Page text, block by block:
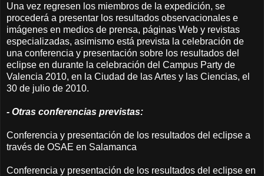
Una vez regresen los miembros de la expedición, se
procederá a presentar los resultados observacionales e
imágenes en medios de prensa, páginas Web y revistas
especializadas, asimismo está prevista la celebración de
una conferencia y presentación sobre los resultados del
eclipse en durante la celebración del Campus Party de
Valencia 2010, en la Ciudad de las Artes y las Ciencias, el
30 de julio de 2010.
- Otras conferencias previstas:
Conferencia y presentación de los resultados del eclipse a
través de OSAE en Salamanca
Conferencia y presentación de los resultados del eclipse en